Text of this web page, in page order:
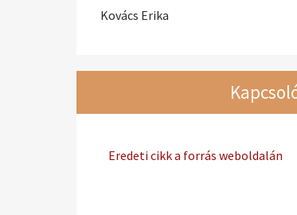
Kovács Erika
Eredeti cikk a forrás weboldalán